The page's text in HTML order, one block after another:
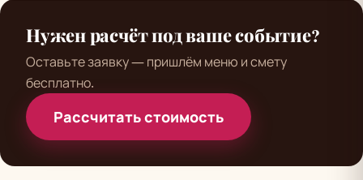
Нужен расчёт под ваше событие?
Оставьте заявку — пришлём меню и смету
бесплатно.
Рассчитать стоимость